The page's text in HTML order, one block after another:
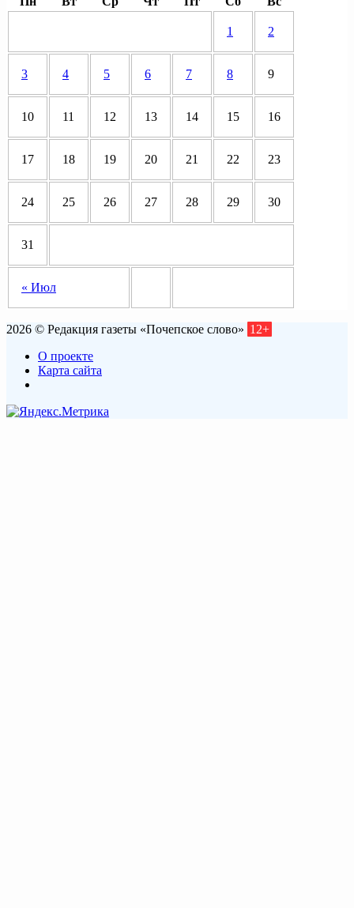
« Июл
1 2
3 4 5 6 7 8 9
10 11 12 13 14 15 16
17 18 19 20 21 22 23
24 25 26 27 28 29 30
31
2026 © Редакция газеты «Почепское слово» 12+
О проекте
Карта сайта